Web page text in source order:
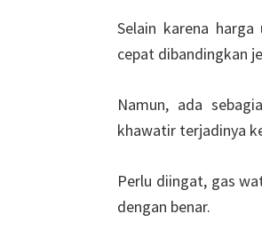
Selain karena
cepat dibandingkan
Namun, ada
khawatir terjadinya
Perlu diingat, gas
dengan benar.